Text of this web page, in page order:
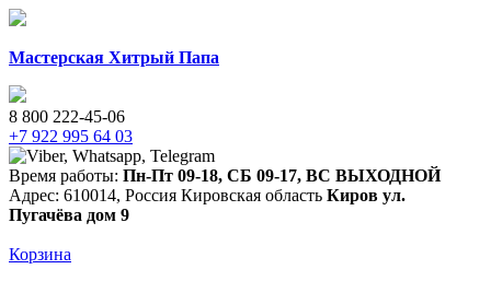
Мастерская Хитрый Папа
8 800 222-45-06
+7 922 995 64 03
Время работы: Пн-Пт 09-18, СБ 09-17, ВС ВЫХОДНОЙ
Адрес: 610014, Россия Кировская область Киров ул.
Пугачёва дом 9
Корзина